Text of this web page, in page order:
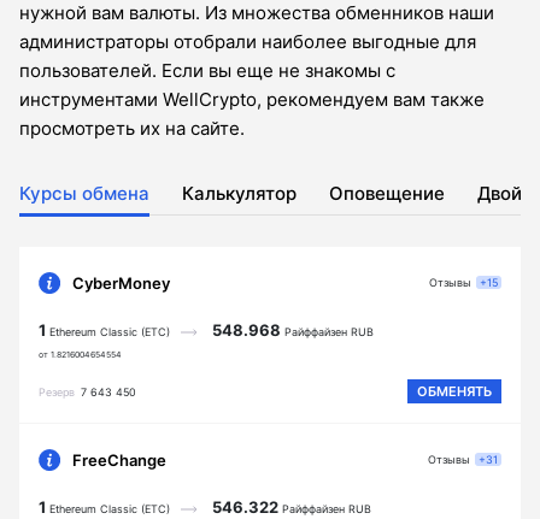
нужной вам валюты. Из множества обменников наши
администраторы отобрали наиболее выгодные для
пользователей. Если вы еще не знакомы с
инструментами WellCrypto, рекомендуем вам также
просмотреть их на сайте.
Курсы обмена Калькулятор Оповещение
CyberMoney
1 Ethereum Classic (ETC)
от 1.8216004654554
548.968 Райффайзен RUB
Резерв 7 643 450 ОБМЕНЯТЬ
Отзывы +15
FreeChange
1 Ethereum Classic (ETC) 546.322 Райффайзен RUB
Отзывы +31